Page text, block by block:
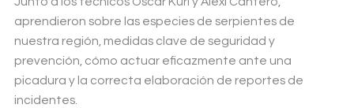
aprendieron sobre las especies de serpientes de
nuestra región, medidas clave de seguridad y
prevención, cómo actuar eficazmente ante una
picadura y la correcta elaboración de reportes de
incidentes.